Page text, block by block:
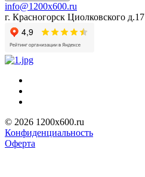
info@1200x600.ru
г. Красногорск Циолковского д.17
© 2026 1200x600.ru
Конфиденциальность
Оферта